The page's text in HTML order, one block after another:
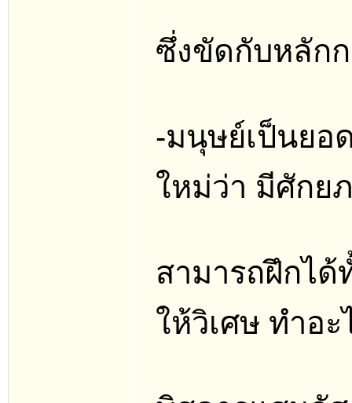
ซึ่งขัดกับหลัก
-มนุษย์เป็นยอ
ใหม่ว่า มีศักย
สามารถฝึกไ
ให้วิเศษ ทำอ